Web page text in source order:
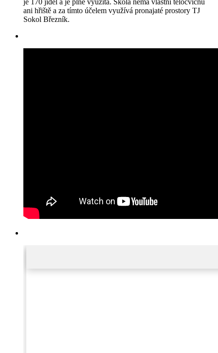
je 170 jídel a je plně využita. Škola nemá vlastní tělocvičnu
ani hřiště a za tímto účelem využívá pronajaté prostory TJ
Sokol Březník.